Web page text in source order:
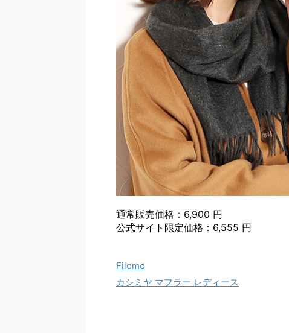
通常販売価格：6,900 円
公式サイト限定価格：6,555 円
Filomo
カシミヤ マフラー レディース